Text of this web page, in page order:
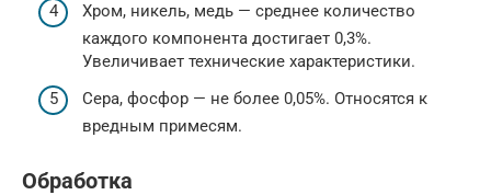
Хром, никель, медь — среднее количество
каждого компонента достигает 0,3%.
Увеличивает технические характеристики.
Сера, фосфор — не более 0,05%. Относятся к
вредным примесям.
Обработка